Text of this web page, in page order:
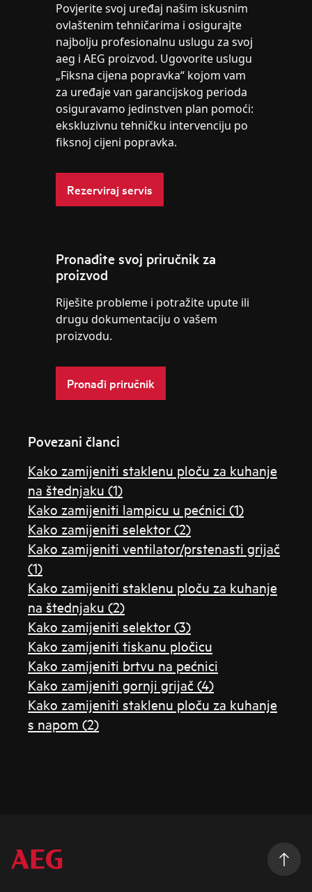
Povjerite svoj uređaj našim iskusnim
ovlaštenim tehničarima i osigurajte
najbolju profesionalnu uslugu za svoj
aeg i AEG proizvod. Ugovorite uslugu
„Fiksna cijena popravka“ kojom vam
za uređaje van garancijskog perioda
osiguravamo jedinstven plan pomoći:
ekskluzivnu tehničku intervenciju po
fiksnoj cijeni popravka.
Rezerviraj servis
Pronađite svoj priručnik za
proizvod
Riješite probleme i potražite upute ili
drugu dokumentaciju o vašem
proizvodu.
Pronađi priručnik
Povezani članci
Kako zamijeniti staklenu ploču za kuhanje
na štednjaku (1)
Kako zamijeniti lampicu u pećnici (1)
Kako zamijeniti selektor (2)
Kako zamijeniti ventilator/prstenasti grijač
(1)
Kako zamijeniti staklenu ploču za kuhanje
na štednjaku (2)
Kako zamijeniti selektor (3)
Kako zamijeniti tiskanu pločicu
Kako zamijeniti brtvu na pećnici
Kako zamijeniti gornji grijač (4)
Kako zamijeniti staklenu ploču za kuhanje
s napom (2)